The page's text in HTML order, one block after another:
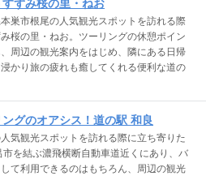
ずみ桜の里・ねお
巣市根尾の人気観光スポットを訪れる際
桜の里・ねお。ツーリングの休憩ポイン
周辺の観光案内をはじめ、隣にある日帰
かり旅の疲れも癒してくれる便利な道の
グのオアシス！道の駅 和良
気観光スポットを訪れる際に立ち寄りた
を結ぶ濃飛横断自動車道近くにあり、バ
て利用できるのはもちろん、周辺の観光